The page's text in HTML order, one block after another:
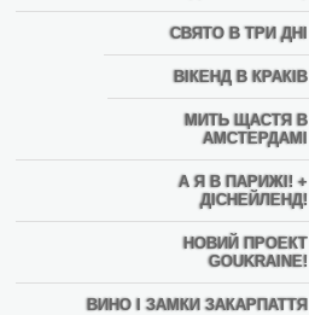
СВЯТО В ТРИ ДНІ
ВІКЕНД В КРАКІВ
МИТЬ ЩАСТЯ В
АМСТЕРДАМІ
А Я В ПАРИЖІ! +
ДІСНЕЙЛЕНД!
НОВИЙ ПРОЕКТ
GOUKRAINE!
ВИНО І ЗАМКИ ЗАКАРПАТТЯ